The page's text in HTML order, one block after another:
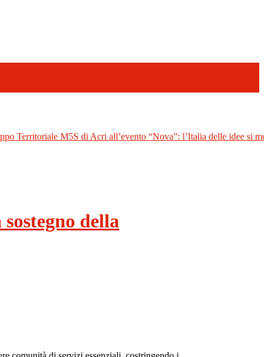
Territoriale M5S di Acri all’evento “Nova”: l’Italia delle idee si
della